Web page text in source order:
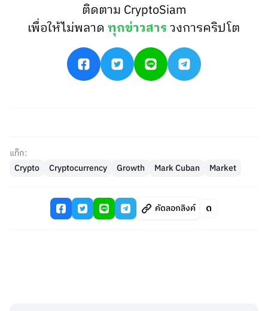
ติดตาม CryptoSiam
เพื่อให้ไม่พลาดทุกข่าวสารวงการคริปโต
แท็ก:
Crypto
Cryptocurrency Growth Mark Cuban Market
คัดลอกลิงค์